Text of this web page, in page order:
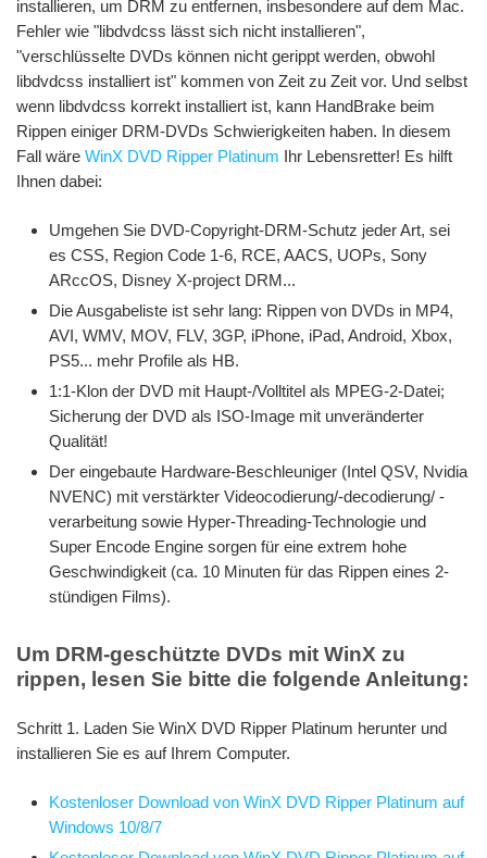
installieren, um DRM zu entfernen, insbesondere auf dem Mac.
Fehler wie "libdvdcss lässt sich nicht installieren",
"verschlüsselte DVDs können nicht gerippt werden, obwohl
libdvdcss installiert ist" kommen von Zeit zu Zeit vor. Und selbst
wenn libdvdcss korrekt installiert ist, kann HandBrake beim
Rippen einiger DRM-DVDs Schwierigkeiten haben. In diesem
Fall wäre WinX DVD Ripper Platinum Ihr Lebensretter! Es hilft
Ihnen dabei:
Umgehen Sie DVD-Copyright-DRM-Schutz jeder Art, sei
es CSS, Region Code 1-6, RCE, AACS, UOPs, Sony
ARccOS, Disney X-project DRM...
Die Ausgabeliste ist sehr lang: Rippen von DVDs in MP4,
AVI, WMV, MOV, FLV, 3GP, iPhone, iPad, Android, Xbox,
PS5... mehr Profile als HB.
1:1-Klon der DVD mit Haupt-/Volltitel als MPEG-2-Datei;
Sicherung der DVD als ISO-Image mit unveränderter
Qualität!
Der eingebaute Hardware-Beschleuniger (Intel QSV, Nvidia
NVENC) mit verstärkter Videocodierung/-decodierung/ -
verarbeitung sowie Hyper-Threading-Technologie und
Super Encode Engine sorgen für eine extrem hohe
Geschwindigkeit (ca. 10 Minuten für das Rippen eines 2-
stündigen Films).
Um DRM-geschützte DVDs mit WinX zu
rippen, lesen Sie bitte die folgende Anleitung:
Schritt 1. Laden Sie WinX DVD Ripper Platinum herunter und
installieren Sie es auf Ihrem Computer.
Kostenloser Download von WinX DVD Ripper Platinum auf
Windows 10/8/7